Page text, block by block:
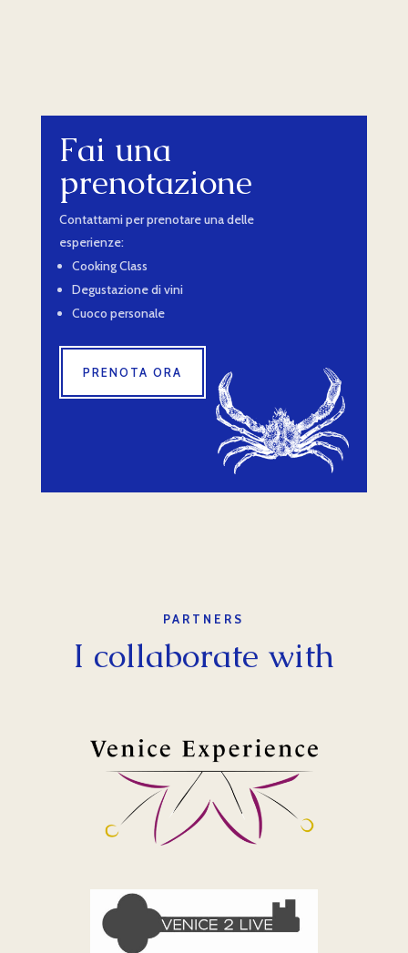
Fai una
prenotazione
Contattami per prenotare una delle
esperienze:
Cooking Class
Degustazione di vini
Cuoco personale
PRENOTA ORA
PARTNERS
I collaborate with